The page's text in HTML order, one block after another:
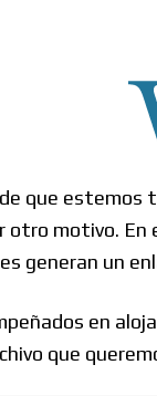
que
motivo.
generan un
en
que